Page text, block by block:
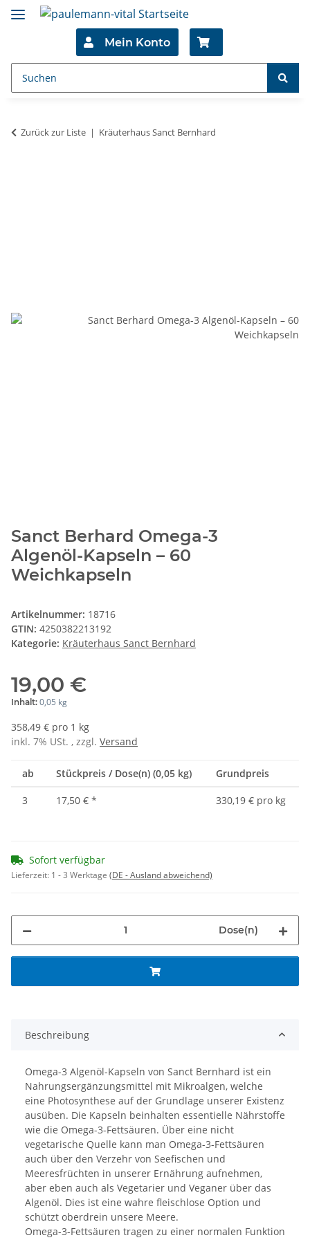
Mein Konto
Zurück zur Liste Kräuterhaus Sanct Bernhard
Sanct Berhard Omega-3
Algenöl-Kapseln – 60
Weichkapseln
Artikelnummer: 18716
GTIN: 4250382213192
Kategorie: Kräuterhaus Sanct Bernhard
19,00 €
Inhalt: 0,05 kg
358,49 € pro 1 kg
inkl. 7% USt. , zzgl. Versand
ab Stückpreis / Dose(n) (0,05 kg) Grundpreis
3 17,50 € * 330,19 € pro kg
Sofort verfügbar
Lieferzeit: 1 - 3 Werktage (DE - Ausland abweichend)
Dose(n)
Beschreibung
Omega-3 Algenöl-Kapseln von Sanct Bernhard ist ein
Nahrungsergänzungsmittel mit Mikroalgen, welche
eine Photosynthese auf der Grundlage unserer Existenz
ausüben. Die Kapseln beinhalten essentielle Nährstoffe
wie die Omega-3-Fettsäuren. Über eine nicht
vegetarische Quelle kann man Omega-3-Fettsäuren
auch über den Verzehr von Seefischen und
Meeresfrüchten in unserer Ernährung aufnehmen,
aber eben auch als Vegetarier und Veganer über das
Algenöl. Dies ist eine wahre fleischlose Option und
schützt oberdrein unsere Meere.
Omega-3-Fettsäuren tragen zu einer normalen Funktion